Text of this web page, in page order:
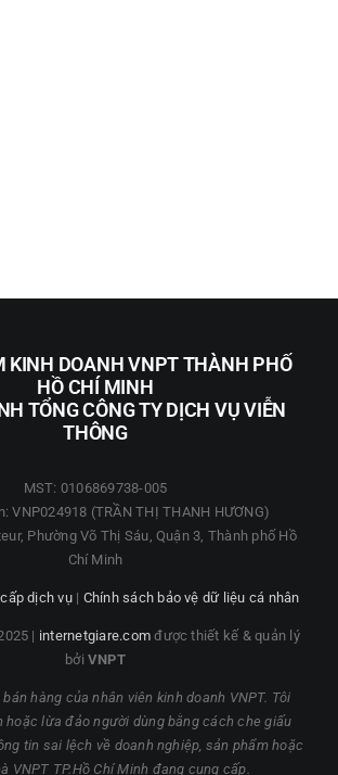
KINH DOANH VNPT THÀNH PHỐ
HỒ CHÍ MINH
TỔNG CÔNG TY DỊCH VỤ VIỄN
THÔNG
MST: 0106869738-005
VNP024918 (TRẦN THỊ THANH HƯƠNG)
Phường Võ Thị Sáu, Quận 3, Thành phố Hồ
Chí Minh
dịch vụ| Chính sách bảo vệ dữ liệu cá nhân
| internetgiare.com được thiết kế & quản lý
bởi VNPT
hàng của nhân viên kinh doanh VNPT. Tôi
hoặc lừa đảo người dùng bằng cách che giấu
tin sai lệch về doanh nghiệp, sản phẩm hoặc
VNPT TP.Hồ Chí Minh đang cung cấp.